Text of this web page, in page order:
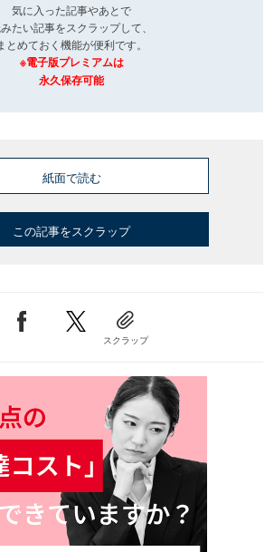
気に入った記事やあとで
たい記事をスクラップして、
とめておく機能が便利です。
※電子版プレミアムは
永久保存可能
紙面で読む
この記事をスクラップ
スクラップ